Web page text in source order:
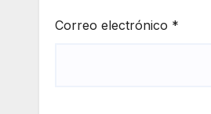
Correo electrónico *